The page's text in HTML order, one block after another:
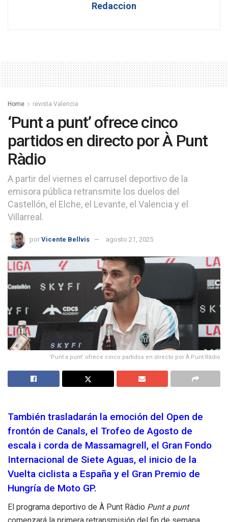
Redaccion
Home revista Valencia
‘Punt a punt’ ofrece cinco
partidos en directo por À Punt
Ràdio
A partir del viernes el carrusel deportivo de la
emisora pública retransmite los duelos del
Castellón, el Elche, el Levante, el Valencia y el
Villarreal.
por Vicente Bellvis agosto 21, 2025
‘Punt a punt’ ofrece cinco partidos en directo por À Punt Ràdio
También trasladarán la emoción del Open de
frontón de Canals, el Trofeo de Agosto de
escala i corda de Massamagrell, el Gran Fondo
Internacional de Siete Aguas, el inicio de la
Vuelta ciclista a España y el Gran Premio de
Hungría de Moto GP.
El programa deportivo de À Punt Ràdio Punt a punt